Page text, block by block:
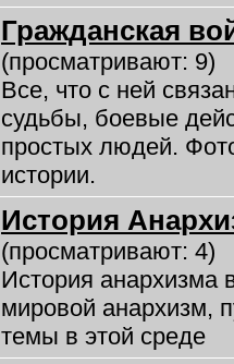
Гражданская
(просматривают: 9)
Все, что с ней
судьбы, боевые
простых людей.
истории.
История
(просматривают: 4)
История анархизма
мировой анархизм,
темы в этой среде